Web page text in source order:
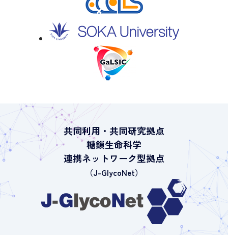
共同利用・共同研究拠点
糖鎖生命科学
連携ネットワーク型拠点
（J-GlycoNet）